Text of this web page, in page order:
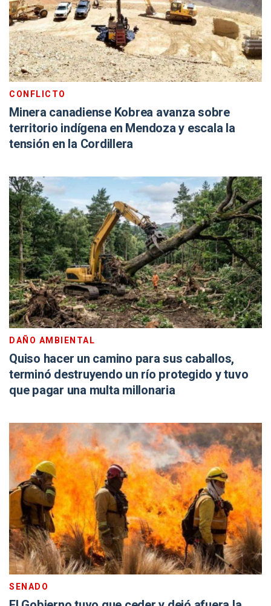
CONFLICTO
Minera canadiense Kobrea avanza sobre
territorio indígena en Mendoza y escala la
tensión en la Cordillera
DAÑO AMBIENTAL
Quiso hacer un camino para sus caballos,
terminó destruyendo un río protegido y tuvo
que pagar una multa millonaria
SENADO